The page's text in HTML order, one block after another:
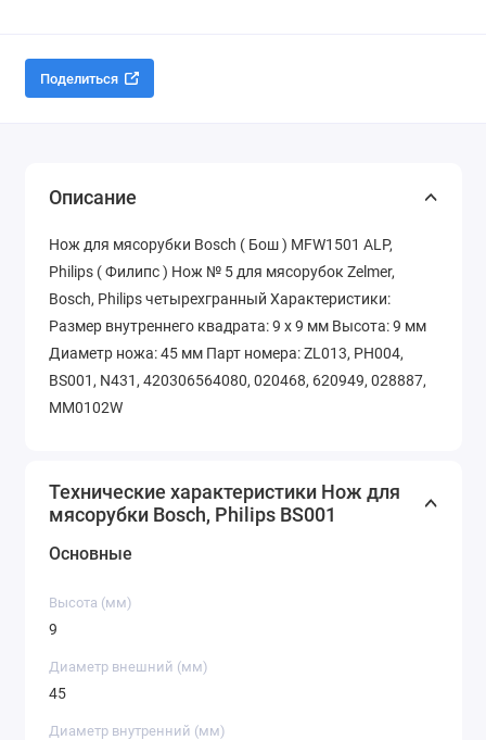
Поделиться
Описание
Нож для мясорубки Bosch ( Бош ) MFW1501 ALP,
Philips ( Филипс ) Нож № 5 для мясорубок Zelmer,
Bosch, Philips четырехгранный Характеристики:
Размер внутреннего квадрата: 9 x 9 мм Высота: 9 мм
Диаметр ножа: 45 мм Парт номера: ZL013, PH004,
BS001, N431, 420306564080, 020468, 620949, 028887,
MM0102W
Технические характеристики Нож для
мясорубки Bosch, Philips BS001
Основные
Высота (мм)
9
Диаметр внешний (мм)
45
Диаметр внутренний (мм)